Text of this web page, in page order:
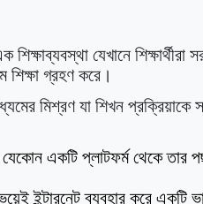
যেখানে শিক্ষার্থীরা
শিক্ষা গ্রহণ করে।
মিশ্রণ যা শিখন
একটি প্লাটফর্ম থেকে তার
ইন্টারনেট ব্যবহার করে একটি